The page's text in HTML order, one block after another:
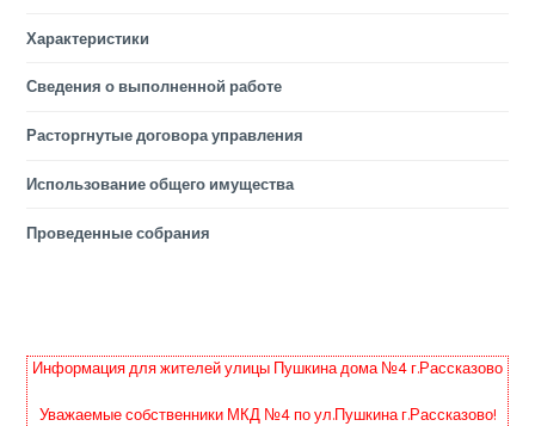
Характеристики
Сведения о выполненной работе
Расторгнутые договора управления
Использование общего имущества
Проведенные собрания
Информация для жителей улицы Пушкина дома №4 г.Рассказово
Уважаемые собственники МКД №4 по ул.Пушкина г.Рассказово!